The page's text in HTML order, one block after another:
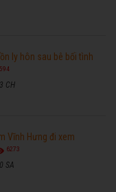
ly hôn sau bê bối tình
CH
Vĩnh Hưng đi xem
6273
SA